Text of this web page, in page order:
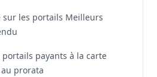
les portails Meilleurs
payants à la carte
prorata